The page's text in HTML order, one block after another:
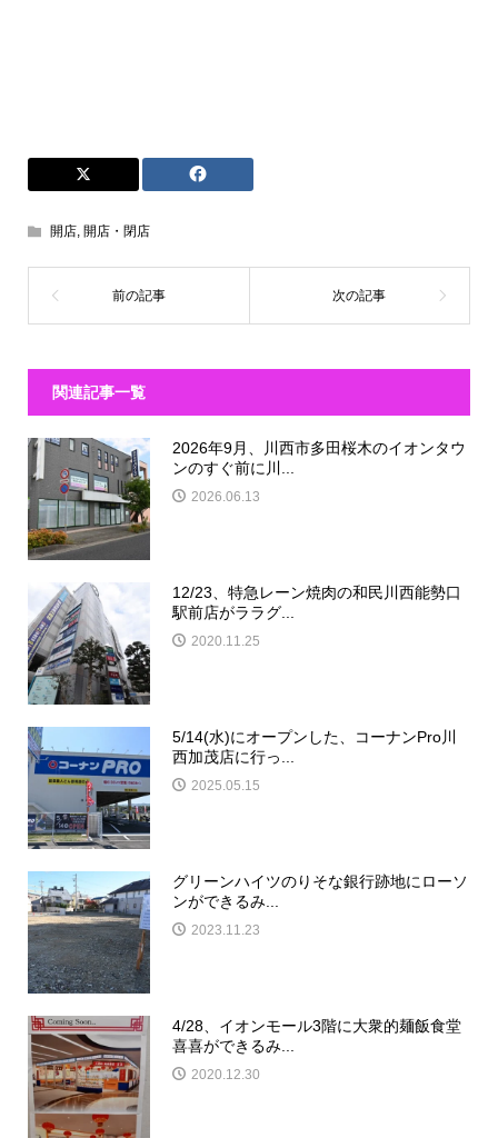
開店, 開店・閉店
関連記事一覧
2026年9月、川西市多田桜木のイオンタウ
ンのすぐ前に川...
2026.06.13
12/23、特急レーン焼肉の和民川西能勢口
駅前店がララグ...
2020.11.25
5/14(水)にオープンした、コーナンPro川
西加茂店に行っ...
2025.05.15
グリーンハイツのりそな銀行跡地にローソ
ンができるみ...
2023.11.23
4/28、イオンモール3階に大衆的麺飯食堂
喜喜ができるみ...
2020.12.30